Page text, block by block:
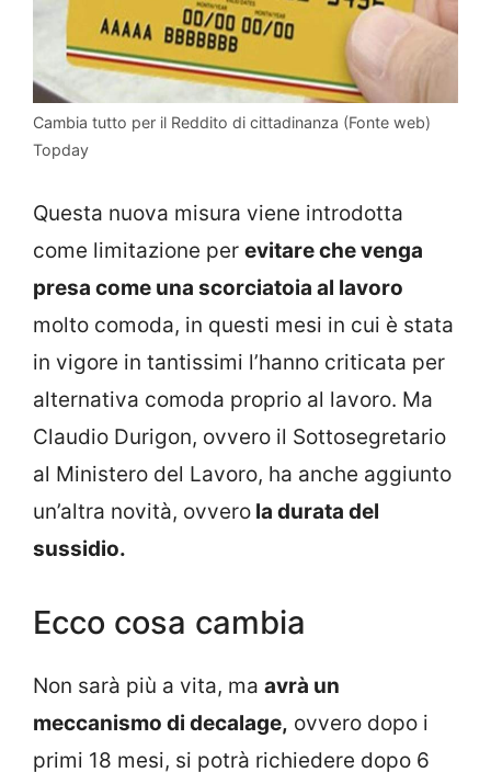
Cambia tutto per il Reddito di cittadinanza (Fonte web)
Topday
Questa nuova misura viene introdotta
come limitazione per evitare che venga
presa come una scorciatoia al lavoro
molto comoda, in questi mesi in cui è stata
in vigore in tantissimi l’hanno criticata per
alternativa comoda proprio al lavoro. Ma
Claudio Durigon, ovvero il Sottosegretario
al Ministero del Lavoro, ha anche aggiunto
un’altra novità, ovvero la durata del
sussidio.
Ecco cosa cambia
Non sarà più a vita, ma avrà un
meccanismo di decalage, ovvero dopo i
primi 18 mesi, si potrà richiedere dopo 6